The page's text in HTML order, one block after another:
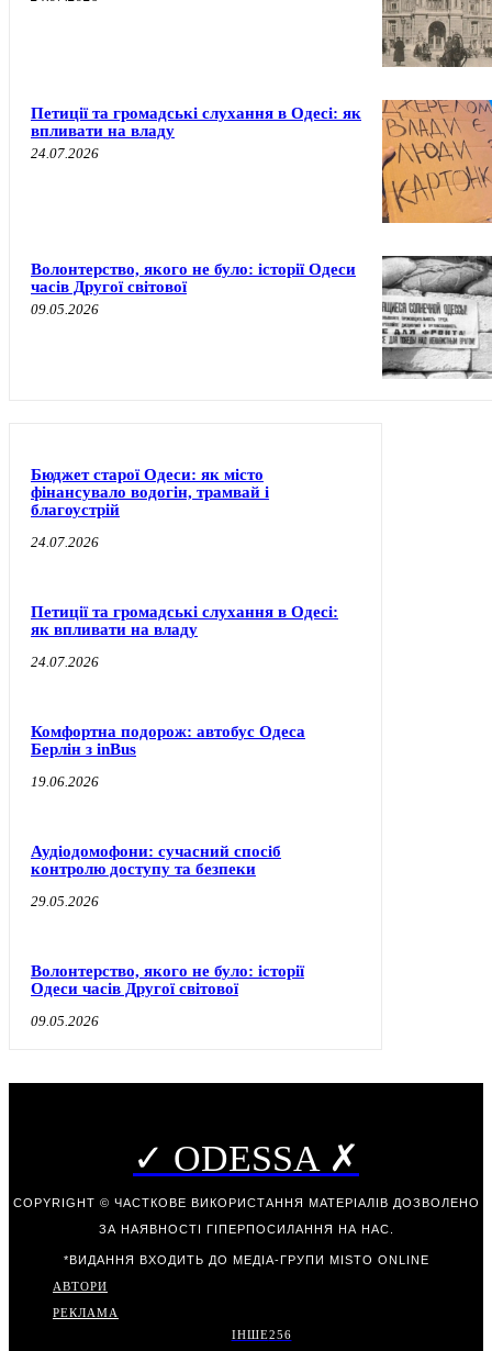
Петиції та громадські слухання в Одесі: як
впливати на владу
24.07.2026
Волонтерство, якого не було: історії Одеси
часів Другої світової
09.05.2026
Бюджет старої Одеси: як місто
фінансувало водогін, трамвай і
благоустрій
24.07.2026
Петиції та громадські слухання в Одесі:
як впливати на владу
24.07.2026
Комфортна подорож: автобус Одеса
Берлін з inBus
19.06.2026
Аудіодомофони: сучасний спосіб
контролю доступу та безпеки
29.05.2026
Волонтерство, якого не було: історії
Одеси часів Другої світової
09.05.2026
✓ ODESSA ✗
COPYRIGHT © ЧАСТКОВЕ ВИКОРИСТАННЯ МАТЕРІАЛІВ ДОЗВОЛЕНО
ЗА НАЯВНОСТІ ГІПЕРПОСИЛАННЯ НА НАС.
*ВИДАННЯ ВХОДИТЬ ДО МЕДІА-ГРУПИ MISTO ONLINE
АВТОРИ
РЕКЛАМА
ІНШЕ256